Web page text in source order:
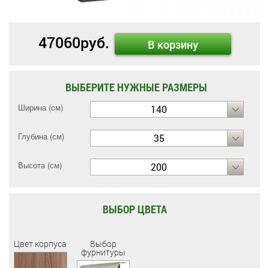
47060руб. В корзину
ВЫБЕРИТЕ НУЖНЫЕ РАЗМЕРЫ
Ширина (см) 140
Глубина (см) 35
Высота (см) 200
ВЫБОР ЦВЕТА
Цвет корпуса Выбор
фурнитуры